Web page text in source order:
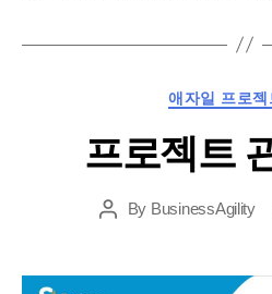
카
고
리
애자일 프로젝
프로젝트
게
작
By BusinessAgility